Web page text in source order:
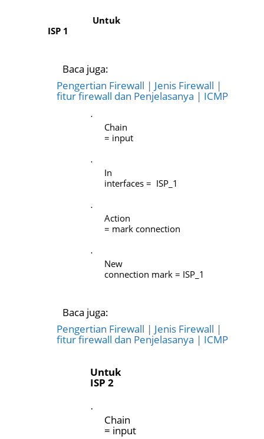
Untuk
ISP 1
Baca juga:
Pengertian Firewall | Jenis Firewall |
fitur firewall dan Penjelasanya | ICMP
·
Chain
= input
·
In
interfaces = ISP_1
·
Action
= mark connection
·
New
connection mark = ISP_1
Baca juga:
Pengertian Firewall | Jenis Firewall |
fitur firewall dan Penjelasanya | ICMP
Untuk
ISP 2
·
Chain
= input